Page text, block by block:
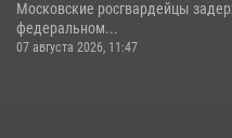
Московские росгвардейцы
федеральном...
07 августа 2026, 11:47